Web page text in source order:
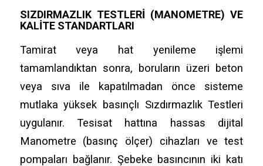
SIZDIRMAZLIK TESTLERI (MANOMETRE) VE
KALITE STANDARTLARI
Tamirat veya hat yenileme işlemi
tamamlandıktan sonra, boruların üzeri beton
veya sıva ile kapatılmadan önce sisteme
mutlaka yüksek basınçlı Sızdırmazlık Testleri
uygulanır. Tesisat hattına hassas dijital
Manometre (basınç ölçer) cihazları ve test
pompaları bağlanır. Şebeke basıncının iki katı